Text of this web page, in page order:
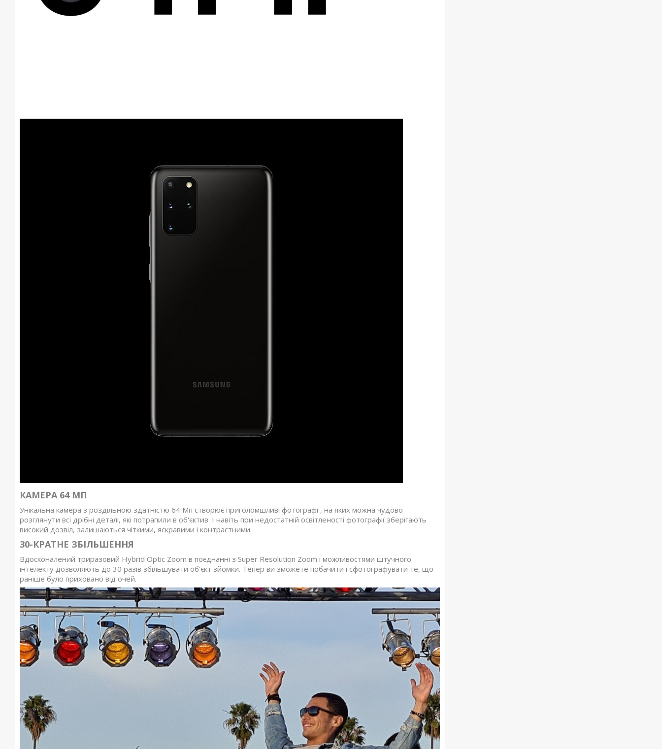
КАМЕРА 64 МП
Унікальна камера з роздільною здатністю 64 Мп створює приголомшливі фотографії, на яких можна чудово
розглянути всі дрібні деталі, які потрапили в об'єктив. І навіть при недостатній освітленості фотографії зберігають
високий дозвіл, залишаються чіткими, яскравими і контрастними.
30-КРАТНЕ ЗБІЛЬШЕННЯ
Вдосконалений триразовий Hybrid Optic Zoom в поєднанні з Super Resolution Zoom і можливостями штучного
інтелекту дозволяють до 30 разів збільшувати об'єкт зйомки. Тепер ви зможете побачити і сфотографувати те, що
раніше було приховано від очей.